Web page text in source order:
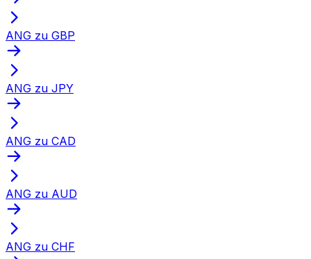
ANG zu GBP
ANG zu JPY
ANG zu CAD
ANG zu AUD
ANG zu CHF